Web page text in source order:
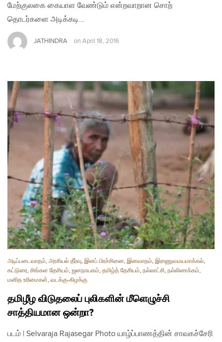
மேற்குலகை கையாள வேண்டும் என்றவாறான சொற்
தொடர்களை அடிக்கடி…
JATHINDRA on April 18, 2016
அடிப்படைவாதம், அரசியல் தீர்வு, இனப் பிரச்சினை, இனவாதம், இராணுவமயமாக்கல்,
கட்டுரை, சிங்கள தேசியம், ஜனநாயகம், தமிழ்த் தேசியம், நல்லாட்சி, நல்லிணக்கம்,
மனித உரிமைகள், வடக்கு-கிழக்கு
தமிழீழ விடுதலைப் புலிகளின் மீளெழுச்சி
சாத்தியமான ஒன்றா?
படம் | Selvaraja Rajasegar Photo யாழ்ப்பாணத்தின் சாவகச்சேரி